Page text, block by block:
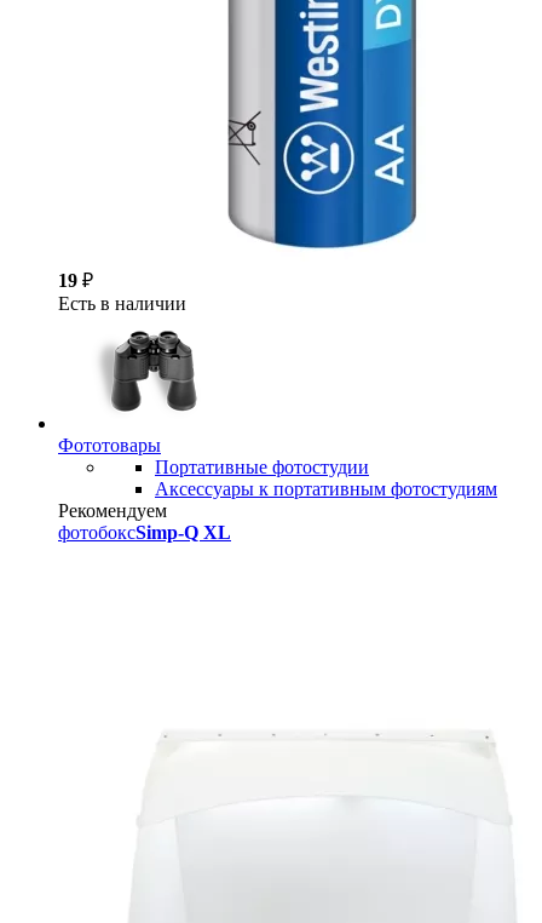
19 ₽
Есть в наличии
Фототовары
Портативные фотостудии
Аксессуары к портативным фотостудиям
Рекомендуем
фотобоксSimp-Q XL